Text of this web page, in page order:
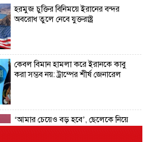
হরমুজ চুক্তির বিনিময়ে ইরানের বন্দর
অবরোধ তুলে নেবে যুক্তরাষ্ট্র
কেবল বিমান হামলা করে ইরানকে কাবু
করা সম্ভব নয়: ট্রাম্পের শীর্ষ জেনারেল
‘আমার চেয়েও বড় হবে’, ছেলেকে নিয়ে